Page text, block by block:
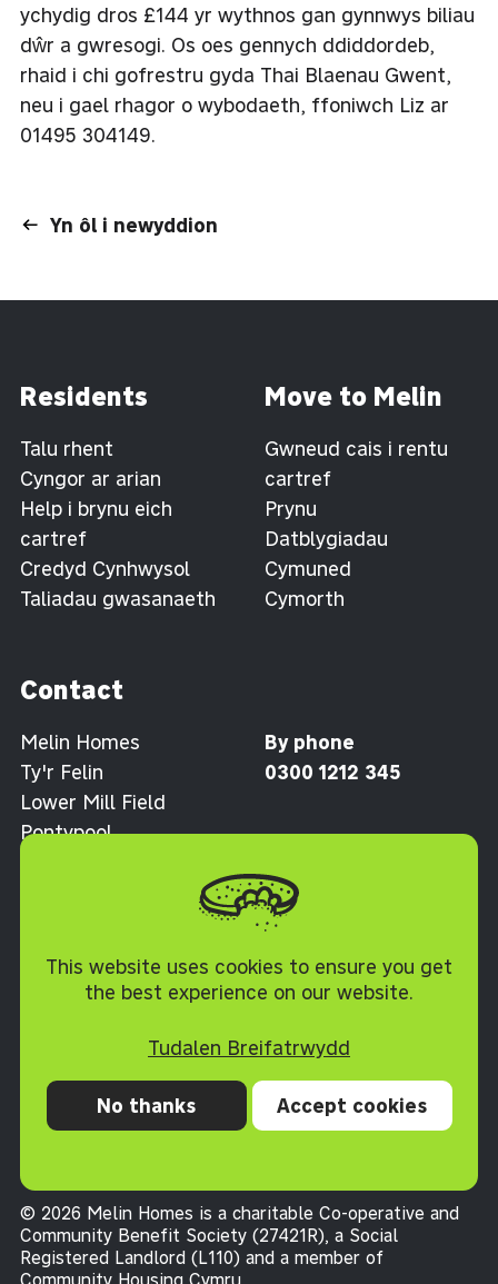
This website uses cookies to ensure you get
the best experience on our website.
Tudalen Breifatrwydd
No thanks Accept cookies
ychydig dros £144 yr wythnos gan gynnwys biliau
dŵr a gwresogi. Os oes gennych ddiddordeb,
rhaid i chi gofrestru gyda Thai Blaenau Gwent,
neu i gael rhagor o wybodaeth, ffoniwch Liz ar
01495 304149.
Yn ôl i newyddion
Residents
Talu rhent
Cyngor ar arian
Help i brynu eich
cartref
Credyd Cynhwysol
Taliadau gwasanaeth
Move to Melin
Gwneud cais i rentu
cartref
Prynu
Datblygiadau
Cymuned
Cymorth
Contact
Melin Homes
Ty'r Felin
Lower Mill Field
Pontypool
By phone
0300 1212 345
Preifatrwydd Cwcis
Datganiad hygyrchedd
Telerau ac Amodau
© 2026 Melin Homes is a charitable Co-operative and
Community Benefit Society (27421R), a Social
Registered Landlord (L110) and a member of
Community Housing Cymru